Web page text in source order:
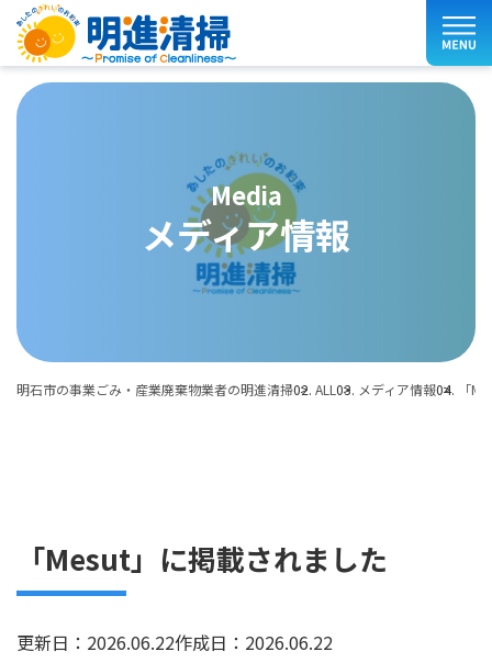
media
メディア情報
明石市の事業ごみ・産業廃棄物業者の明進清掃 ALL メディア情報 「
「Mesut」に掲載されました
更新日：2026.06.22作成日：2026.06.22